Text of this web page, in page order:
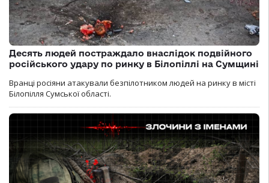
Десять людей постраждало внаслідок подвійного
російського удару по ринку в Білопіллі на Сумщині
Вранці росіяни атакували безпілотником людей на ринку в місті
Білопілля Сумської області.